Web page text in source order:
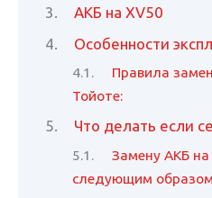
АКБ на XV50
Особенности
Правила
Тойоте:
Что делать если
Замену АКБ
следующим